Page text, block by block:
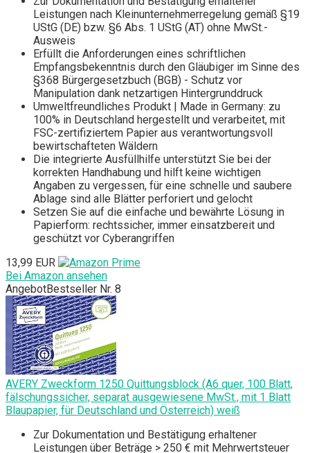
Leistungen nach Kleinunternehmerregelung gemäß §19
UStG (DE) bzw. §6 Abs. 1 UStG (AT) ohne MwSt.-
Ausweis
Erfüllt die Anforderungen eines schriftlichen
Empfangsbekenntnis durch den Gläubiger im Sinne des
§368 Bürgergesetzbuch (BGB) - Schutz vor
Manipulation dank netzartigen Hintergrunddruck
Umweltfreundliches Produkt | Made in Germany: zu
100% in Deutschland hergestellt und verarbeitet, mit
FSC-zertifiziertem Papier aus verantwortungsvoll
bewirtschafteten Wäldern
Die integrierte Ausfüllhilfe unterstützt Sie bei der
korrekten Handhabung und hilft keine wichtigen
Angaben zu vergessen, für eine schnelle und saubere
Ablage sind alle Blätter perforiert und gelocht
Setzen Sie auf die einfache und bewährte Lösung in
Papierform: rechtssicher, immer einsatzbereit und
geschützt vor Cyberangriffen
13,99 EUR
Bei Amazon ansehen
AngebotBestseller Nr. 8
AVERY Zweckform 1250 Quittungsblock (A6 quer, 100 Blatt,
fälschungssicher, separat ausgewiesene MwSt., mit 1 Blatt
Blaupapier, für Deutschland und Österreich) weiß
Zur Dokumentation und Bestätigung erhaltener
Leistungen über Beträge > 250 € mit Mehrwertsteuer